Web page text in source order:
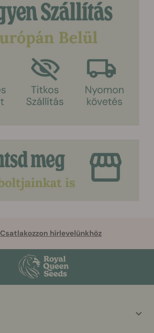
Csatlakozzon hírlevelünkhöz